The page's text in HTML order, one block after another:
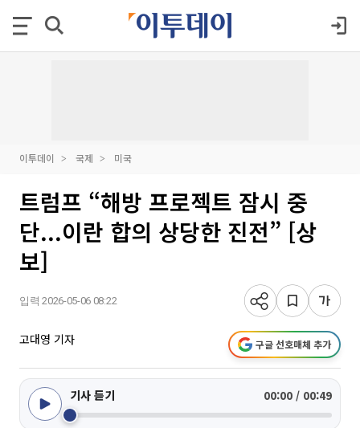
이투데이 국제 미국
트럼프 “해방 프로젝트 잠시 중
단...이란 합의 상당한 진전” [상
보]
입력 2026-05-06 08:22
고대영 기자 구글 선호매체 추가
기사 듣기 00:00 / 00:49